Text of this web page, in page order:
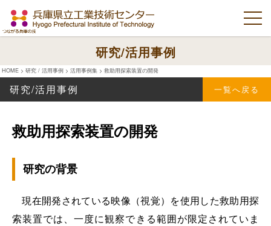
研究/活用事例
HOME > 研究 / 活用事例 > 活用事例集 > 救助用探索装置の開発
研究/活用事例 一覧へ戻る
救助用探索装置の開発
研究の背景
現在開発されている映像（視覚）を使用した救助用探
索装置では、一度に観察できる範囲が限定されていま